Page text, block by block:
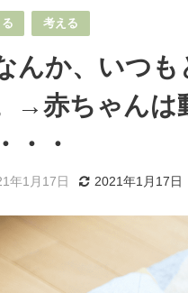
考える
んか、いつ
→赤ちゃんは
・・
年1月17日 2021年1月17日